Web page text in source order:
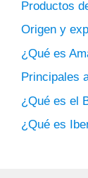
Productos
Origen y
¿Qué es
Principales
¿Qué es el
¿Qué es